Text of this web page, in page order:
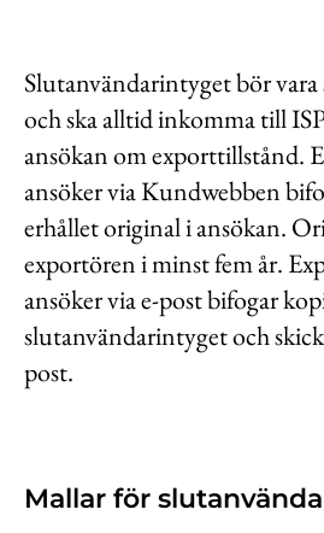
Slutanvändarintyget bör vara
och ska alltid inkomma till
ansökan om exporttillstånd.
ansöker via Kundwebben
erhållet original i ansökan.
exportören i minst fem år.
ansöker via e-post bifogar
slutanvändarintyget och
post.
Mallar för